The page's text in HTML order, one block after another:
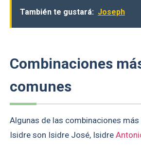
También te gustará: Joseph
Combinaciones
comunes
Algunas de las combinaciones
Isidre son Isidre José, Isidre